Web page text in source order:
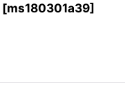
[ms180301a39]